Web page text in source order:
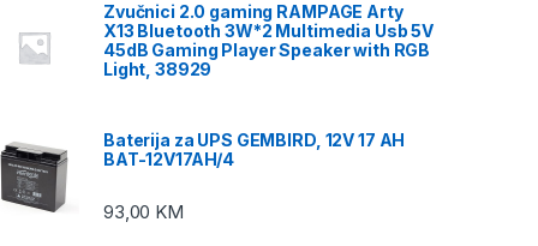
Zvučnici 2.0 gaming RAMPAGE Arty
X13 Bluetooth 3W*2 Multimedia Usb 5V
45dB Gaming Player Speaker with RGB
Light, 38929
Baterija za UPS GEMBIRD, 12V 17 AH
BAT-12V17AH/4
93,00 KM